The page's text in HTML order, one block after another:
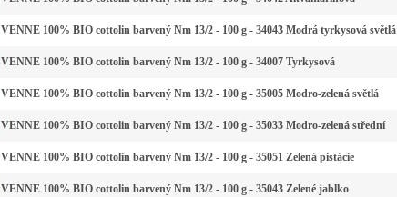
VENNE 100% BIO cottolin barvený Nm 13/2 - 100 g - 34043 Modrá tyrkysová světlá
VENNE 100% BIO cottolin barvený Nm 13/2 - 100 g - 34007 Tyrkysová
VENNE 100% BIO cottolin barvený Nm 13/2 - 100 g - 35005 Modro-zelená světlá
VENNE 100% BIO cottolin barvený Nm 13/2 - 100 g - 35033 Modro-zelená střední
VENNE 100% BIO cottolin barvený Nm 13/2 - 100 g - 35051 Zelená pistácie
VENNE 100% BIO cottolin barvený Nm 13/2 - 100 g - 35043 Zelené jablko